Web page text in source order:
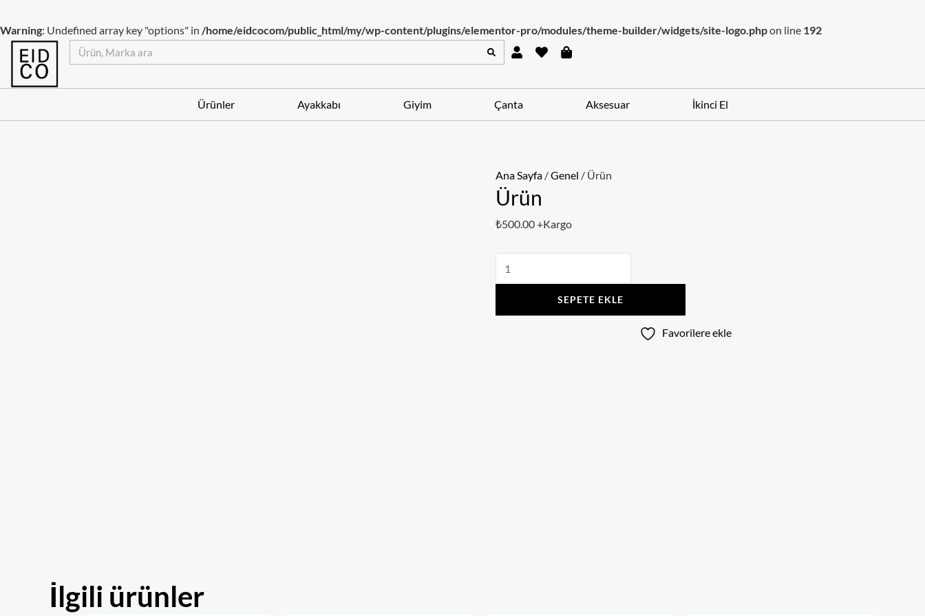
Warning: Undefined array key "options" in /home/eidcocom/public_html/my/wp-content/plugins/elementor-pro/modules/theme-builder/widgets/site-logo.phpon line 192
atla
Ara
ARA
U
s
H
e
S
h
n
g
Ürünler Ayakkabı Giyim Çanta Aksesuar İkinci El
Ana Sayfa /Genel / Ürün
Ürün
₺500.00+Kargo
Ürün
adet
SEPETE EKLE
Favorilere ekle
İlgili ürünler